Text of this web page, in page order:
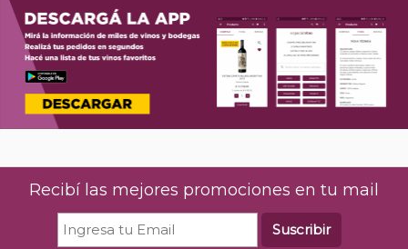
Recibí las mejores promociones en tu mail
Suscribir